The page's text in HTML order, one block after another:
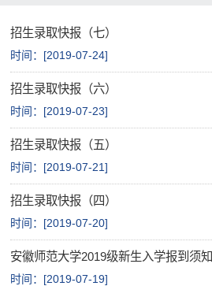
招生录取快报（七）
时间：[2019-07-24]
招生录取快报（六）
时间：[2019-07-23]
招生录取快报（五）
时间：[2019-07-21]
招生录取快报（四）
时间：[2019-07-20]
安徽师范大学2019级新生入学报到须知
时间：[2019-07-19]